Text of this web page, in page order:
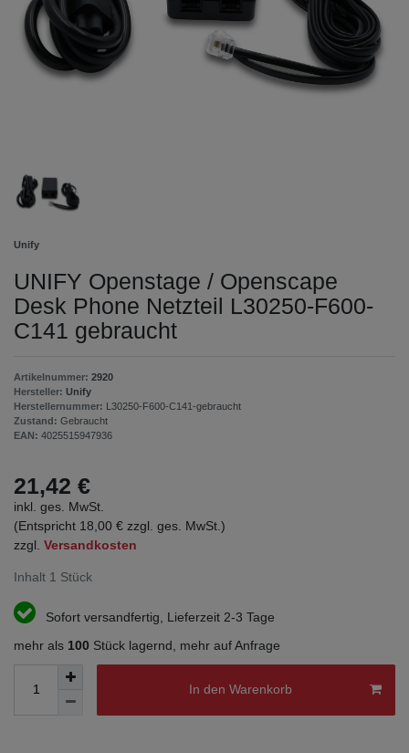
Unify
UNIFY Openstage / Openscape
Desk Phone Netzteil L30250-F600-
C141 gebraucht
Artikelnummer: 2920
Hersteller: Unify
Herstellernummer: L30250-F600-C141-gebraucht
Zustand: Gebraucht
EAN: 4025515947936
21,42 €
inkl. ges. MwSt.
(Entspricht 18,00 € zzgl. ges. MwSt.)
zzgl. Versandkosten
Inhalt 1 Stück
Sofort versandfertig, Lieferzeit 2-3 Tage
mehr als 100 Stück lagernd, mehr auf Anfrage
In den Warenkorb